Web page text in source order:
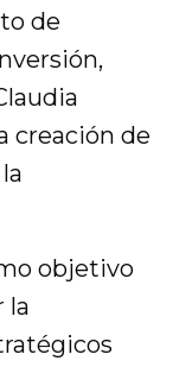
de
creación de
objetivo
la